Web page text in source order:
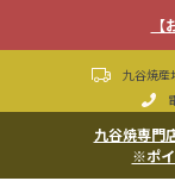
九谷焼産
九谷焼専門
※ポイ